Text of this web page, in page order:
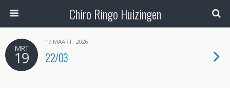
Chiro Ringo Huizingen
MRT
19
19 MAART, 2026
22/03